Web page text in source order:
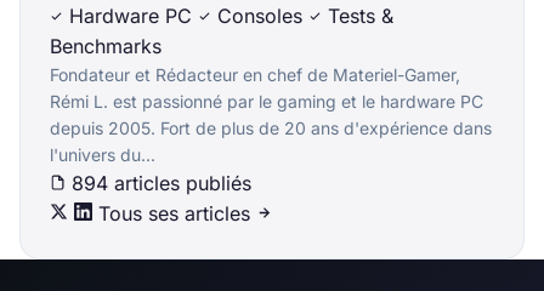
Hardware PC
Consoles
Tests &
Benchmarks
Fondateur et Rédacteur en chef de Materiel-Gamer,
Rémi L. est passionné par le gaming et le hardware PC
depuis 2005. Fort de plus de 20 ans d'expérience dans
l'univers du...
894 articles publiés
Tous ses articles